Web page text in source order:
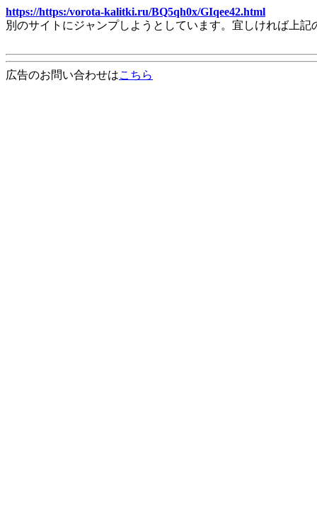
https://https:/vorota-kalitki.ru/BQ5qh0x/GIqee42.html
別のサイトにジャンプしようとしています。宜しければ上
広告のお問い合わせはこちら